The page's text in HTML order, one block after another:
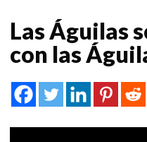
Las Águilas
con las